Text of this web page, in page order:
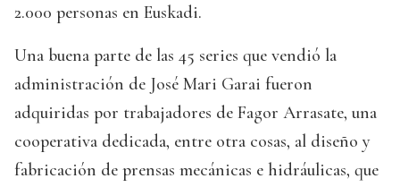
2.000 personas en Euskadi.
Una buena parte de las 45 series que vendió la
administración de José Mari Garai fueron
adquiridas por trabajadores de Fagor Arrasate, una
cooperativa dedicada, entre otra cosas, al diseño y
fabricación de prensas mecánicas e hidráulicas, que